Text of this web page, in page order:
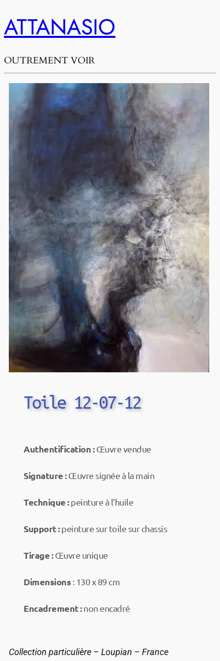
ATTANASIO
OUTREMENT VOIR
Toile 12-07-12
Authentification :Œuvre vendue
Signature :Œuvre signée à la main
Technique :peinture à l’huile
Support :peinture sur toile sur chassis
Tirage :Œuvre unique
Dimensions : 130 x 89 cm
Encadrement :non encadré
Collection particulière – Loupian – France